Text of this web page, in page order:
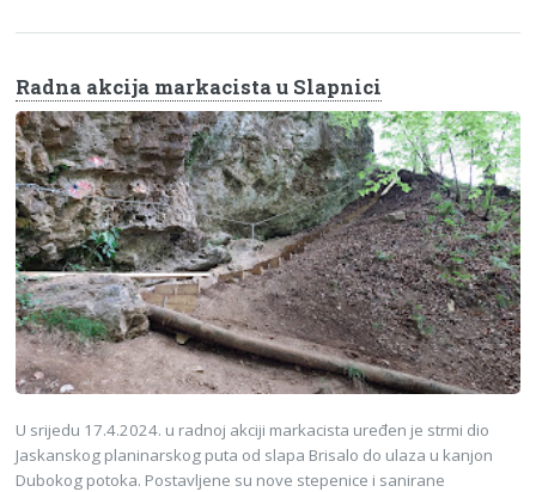
Radna akcija markacista u Slapnici
U srijedu 17.4.2024. u radnoj akciji markacista uređen je strmi dio
Jaskanskog planinarskog puta od slapa Brisalo do ulaza u kanjon
Dubokog potoka. Postavljene su nove stepenice i sanirane